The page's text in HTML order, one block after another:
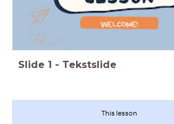
Slide 1 - Tekstslide
This lesson